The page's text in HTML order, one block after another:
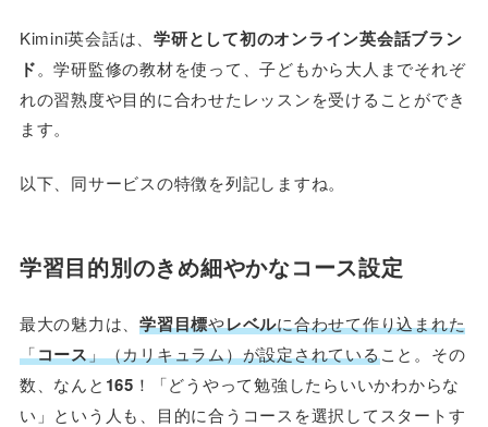
Kimini英会話は、学研として初のオンライン英会話ブラン
ド。学研監修の教材を使って、子どもから大人までそれぞ
れの習熟度や目的に合わせたレッスンを受けることができ
ます。
以下、同サービスの特徴を列記しますね。
学習目的別のきめ細やかなコース設定
最大の魅力は、学習目標やレベルに合わせて作り込まれた
「コース」（カリキュラム）が設定されていること。その
数、なんと 165 ！「どうやって勉強したらいいかわからな
い」という人も、目的に合うコースを選択してスタートす